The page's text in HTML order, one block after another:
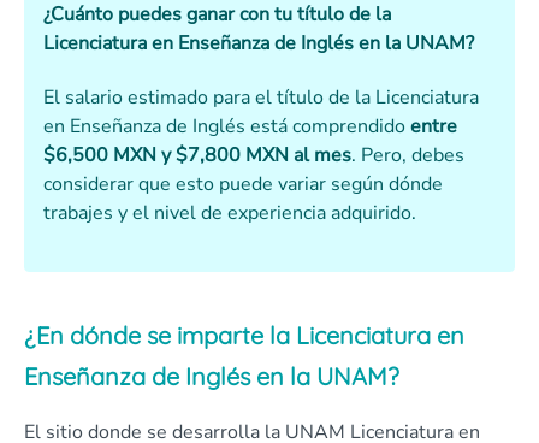
¿Cuánto puedes ganar con tu título de la
Licenciatura en Enseñanza de Inglés en la UNAM?
El salario estimado para el título de la Licenciatura
en Enseñanza de Inglés está comprendidoentre
$6,500 MXN y $7,800 MXN al mes. Pero, debes
considerar que esto puede variar según dónde
trabajes y el nivel de experiencia adquirido.
¿En dónde se imparte la Licenciatura en
Enseñanza de Inglés en la UNAM?
El sitio donde se desarrolla la UNAM Licenciatura en